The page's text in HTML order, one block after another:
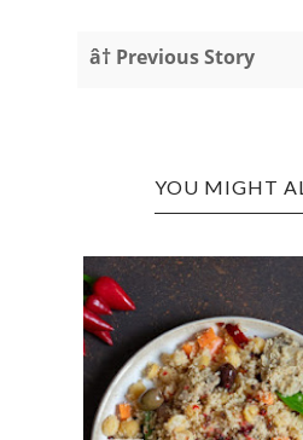
â† Previous Story
YOU MIGHT